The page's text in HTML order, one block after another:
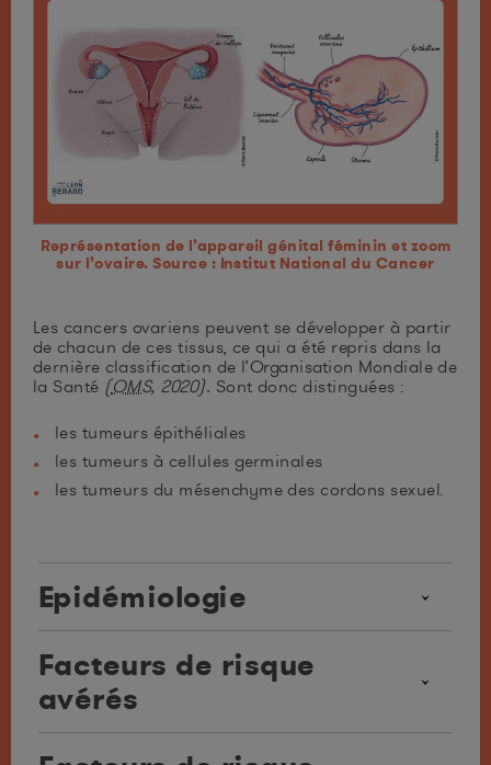
Représentation de l’appareil génital féminin et zoom
sur l’ovaire. Source : Institut National du Cancer
Les cancers ovariens peuvent se développer à partir
de chacun de ces tissus, ce qui a été repris dans la
dernière classification de l’Organisation Mondiale de
la Santé (OMS, 2020). Sont donc distinguées :
les tumeurs épithéliales
les tumeurs à cellules germinales
les tumeurs du mésenchyme des cordons sexuel.
Epidémiologie
ème
chez la femme, le nombre de nouveaux cas
diagnostiqués en 2023 en France est estimé à 5350.
Son incidence est en baisse depuis les 30 dernières
2021 en font, en France, la 5èmecause de mortalité
par cancer (INCa, 2024; CIRC, 2021
Facteurs de risque
avérés